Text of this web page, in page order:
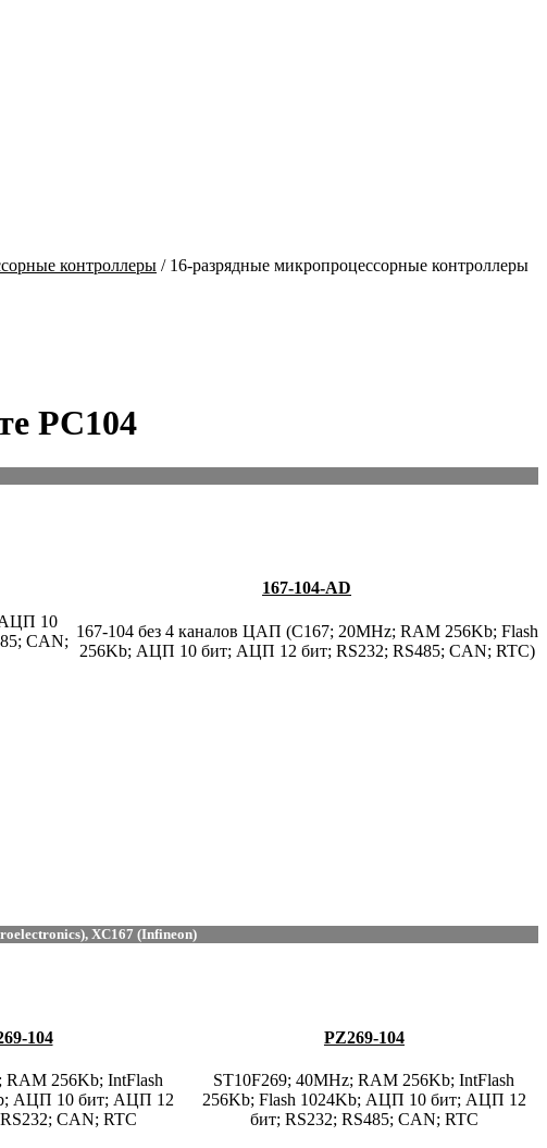
контроллеры / 16-разрядные микропроцессорные контроллеры
PC104
АЦП 10
CAN;
167-104-AD
167-104 без 4 каналов ЦАП (C167; 20MHz; RAM 256Kb; Flash
256Kb; АЦП 10 бит; АЦП 12 бит; RS232; RS485; CAN; RTC)
XC167 (Infineon)
104
RAM 256Kb; IntFlash
АЦП 10 бит; АЦП 12
CAN; RTC
PZ269-104
ST10F269; 40MHz; RAM 256Kb; IntFlash
256Kb; Flash 1024Kb; АЦП 10 бит; АЦП 12
бит; RS232; RS485; CAN; RTC